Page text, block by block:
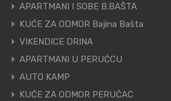
APARTMANI I SOBE B.BAŠTA
KUĆE ZA ODMOR Bajina Bašta
VIKENDICE DRINA
APARTMANI U PERUĆCU
AUTO KAMP
KUĆE ZA ODMOR PERUĆAC